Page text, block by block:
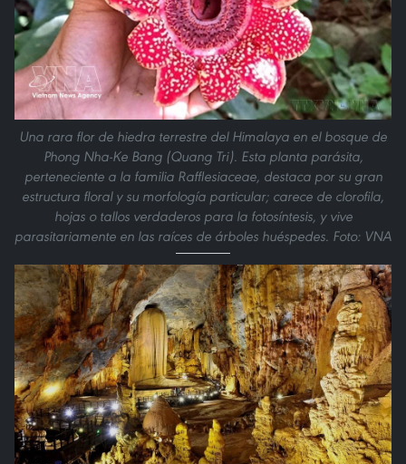
Una rara flor de hiedra terrestre del Himalaya en el bosque de
Phong Nha-Ke Bang (Quang Tri). Esta planta parásita,
perteneciente a la familia Rafflesiaceae, destaca por su gran
estructura floral y su morfología particular; carece de clorofila,
hojas o tallos verdaderos para la fotosíntesis, y vive
parasitariamente en las raíces de árboles huéspedes. Foto: VNA